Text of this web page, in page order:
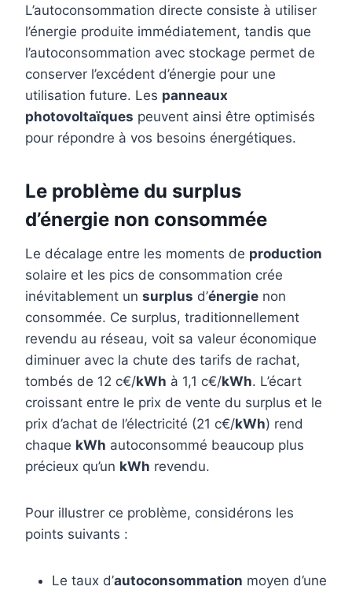
L’autoconsommation directe consiste à utiliser
l’énergie produite immédiatement, tandis que
l’autoconsommation avec stockage permet de
conserver l’excédent d’énergie pour une
utilisation future. Les panneaux
photovoltaïques peuvent ainsi être optimisés
pour répondre à vos besoins énergétiques.
Le problème du surplus
d’énergie non consommée
Le décalage entre les moments de production
solaire et les pics de consommation crée
inévitablement un surplus d’énergie non
consommée. Ce surplus, traditionnellement
revendu au réseau, voit sa valeur économique
diminuer avec la chute des tarifs de rachat,
tombés de 12 c€/kWh à 1,1 c€/kWh. L’écart
croissant entre le prix de vente du surplus et le
prix d’achat de l’électricité (21 c€/kWh) rend
chaque kWh autoconsommé beaucoup plus
précieux qu’un kWh revendu.
Pour illustrer ce problème, considérons les
points suivants :
Le taux d’autoconsommation moyen d’une